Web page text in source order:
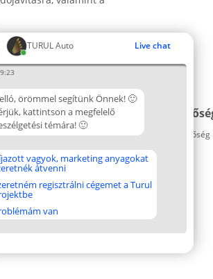
TURUL Auto Live chat
örömmel segítünk Önnek! 🙂
kattintson a megfelelő
témára! 🙂
vagyok, marketing anyagokat
átvenni
regisztrálni cégemet a Turul
van
S.R.L.
Ap. 13
53-238
425 71
Népszavazás
Nyertesek
díjazottak
Szabályok
Státusz
Prywatności
Elérhetőség